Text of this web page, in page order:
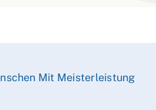
Mit Meisterleistung